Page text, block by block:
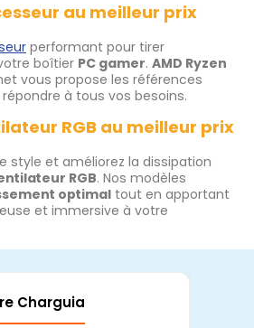
au meilleur prix
performant pour tirer
boîtier PC gamer. AMD Ryzen
vous propose les références
à tous vos besoins.
RGB au meilleur prix
style et améliorez la dissipation
RGB. Nos modèles
optimal tout en apportant
et immersive à votre
Charguia